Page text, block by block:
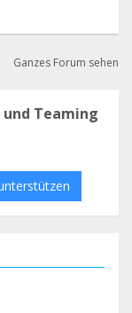
Ganzes Forum sehen
Teaming